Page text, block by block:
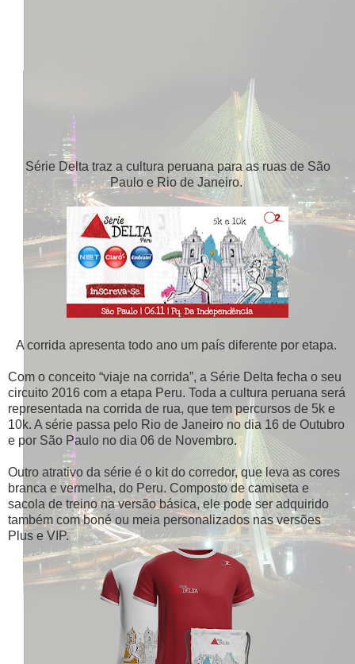
Série Delta traz a cultura peruana para as ruas de São
Paulo e Rio de Janeiro.
A corrida apresenta todo ano um país diferente por etapa.
Com o conceito “viaje na corrida”, a Série Delta fecha o seu
circuito 2016 com a etapa Peru. Toda a cultura peruana será
representada na corrida de rua, que tem percursos de 5k e
10k. A série passa pelo Rio de Janeiro no dia 16 de Outubro
e por São Paulo no dia 06 de Novembro.
Outro atrativo da série é o kit do corredor, que leva as cores
branca e vermelha, do Peru. Composto de camiseta e
sacola de treino na versão básica, ele pode ser adquirido
também com boné ou meia personalizados nas versões
Plus e VIP.